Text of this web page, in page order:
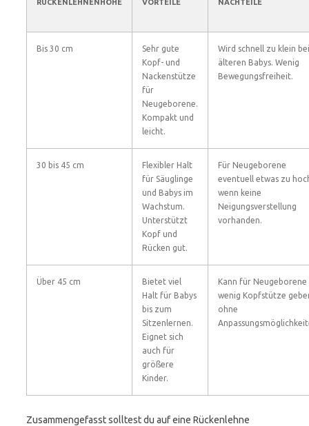
RÜCKENLEHNENHÖHE VORTEILE NACHTEILE
Bis 30 cm
Sehr gute
Kopf- und
Nackenstütze
für
Neugeborene.
Kompakt und
leicht.
Wird schnell zu klein bei
älteren Babys. Wenig
Bewegungsfreiheit.
30 bis 45 cm
Flexibler Halt
für Säuglinge
und Babys im
Wachstum.
Unterstützt
Kopf und
Rücken gut.
Für Neugeborene
eventuell etwas zu
wenn keine
Neigungsverstellung
vorhanden.
Über 45 cm
Bietet viel
Halt für Babys
bis zum
Sitzenlernen.
Eignet sich
auch für
größere
Kinder.
Kann für Neugeborene
wenig Kopfstütze
ohne
Zusammengefasst solltest du auf eine Rückenlehne